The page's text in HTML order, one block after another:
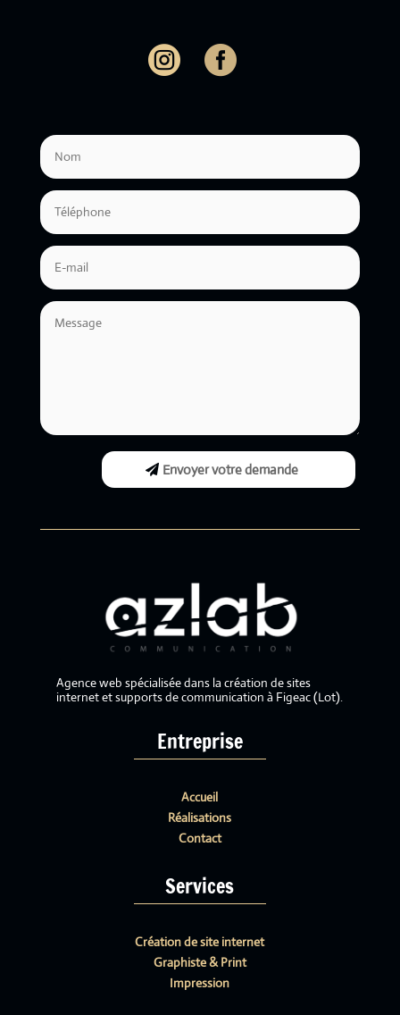
Envoyer votre demande
Agence web spécialisée dans la création de sites
internet et supports de communication à Figeac (Lot).
Entreprise
Accueil
Réalisations
Contact
Services
Création de site internet
Graphiste & Print
Impression